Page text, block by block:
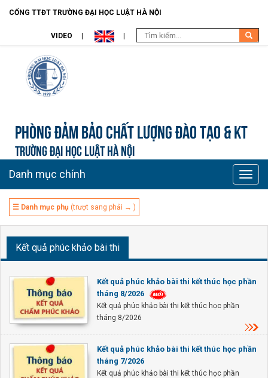
CỔNG TTĐT TRƯỜNG ĐẠI HỌC LUẬT HÀ NỘI
VIDEO
Phòng Đảm bảo chất lượng đào tạo & KT
TRƯỜNG ĐẠI HỌC LUẬT HÀ NỘI
Toggle
Danh mục chính
☰ Danh mục phụ (trượt sang phải → )
Kết quả phúc khảo bài thi
Kết quả phúc khảo bài thi kết thúc học phần
tháng 8/2026
Kết quả phúc khảo bài thi kết thúc học phần
tháng 8/2026
Kết quả phúc khảo bài thi kết thúc học phần
tháng 7/2026
Kết quả phúc khảo bài thi kết thúc học phần